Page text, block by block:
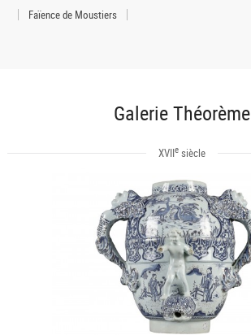
Faïence de Moustiers
Galerie Théorème
XVIIesiècle